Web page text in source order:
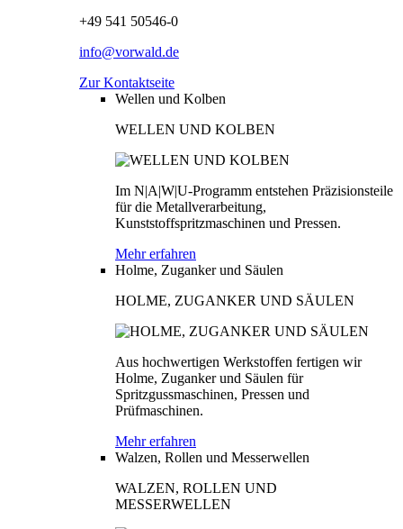
+49 541 50546-0
info@vorwald.de
Zur Kontaktseite
Wellen und Kolben
WELLEN UND KOLBEN
Im N|A|W|U-Programm entstehen Präzisionsteile
für die Metallverarbeitung,
Kunststoffspritzmaschinen und Pressen.
Mehr erfahren
Holme, Zuganker und Säulen
HOLME, ZUGANKER UND SÄULEN
Aus hochwertigen Werkstoffen fertigen wir
Holme, Zuganker und Säulen für
Spritzgussmaschinen, Pressen und
Prüfmaschinen.
Mehr erfahren
Walzen, Rollen und Messerwellen
WALZEN, ROLLEN UND
MESSERWELLEN